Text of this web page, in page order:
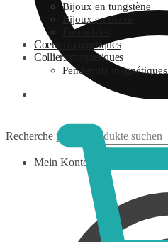
Recherche pour :
Mein Konto
Bijoux en tungstène
Bijoux en titane
Ensembles
Coeurs magnétiques
Colliers magnétiques
Pendentifs magnétiques